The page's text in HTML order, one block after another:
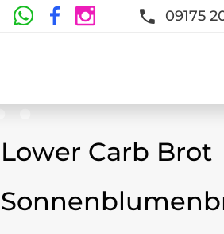
09175
Lower Carb Brot